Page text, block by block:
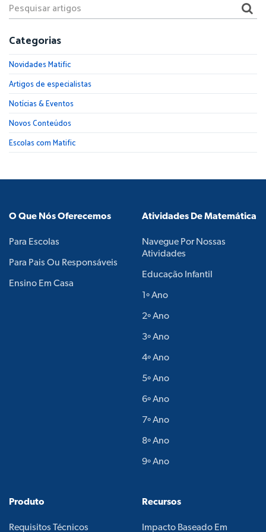
Categorias
Novidades Matific
Artigos de especialistas
Notícias & Eventos
Novos Conteúdos
Escolas com Matific
O Que Nós Oferecemos
Para Escolas
Para Pais Ou Responsáveis
Ensino Em Casa
Atividades De Matemática
Navegue Por Nossas
Atividades
Educação Infantil
1º Ano
2º Ano
3º Ano
4º Ano
5º Ano
6º Ano
7º Ano
8º Ano
9º Ano
Produto
Requisitos Técnicos
Recursos
Impacto Baseado Em